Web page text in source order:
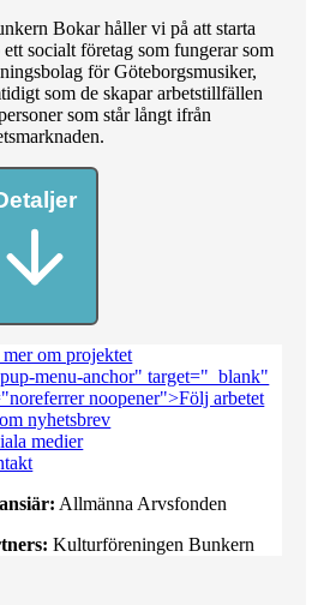
Bokar håller vi på att starta
ett socialt företag som fungerar som
för Göteborgsmusiker,
som de skapar arbetstillfällen
som står långt ifrån
mer om projektet
menu-anchor" target="_blank"
noopener">Följ arbetet
nyhetsbrev
medier
Allmänna Arvsfonden
Kulturföreningen Bunkern